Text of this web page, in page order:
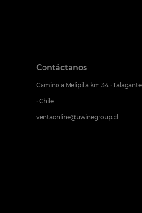
Contáctanos
Camino a Melipilla km 34 · Talagante
· Chile
ventaonline@uwinegroup.cl